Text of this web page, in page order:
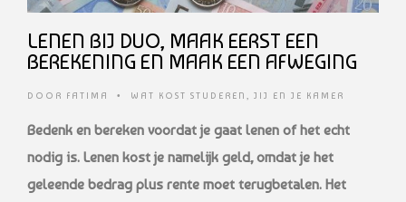
LENEN BIJ DUO, MAAK EERST EEN
BEREKENING EN MAAK EEN AFWEGING
DOOR FATIMA • WAT KOST STUDEREN , JIJ EN JE KAMER
Bedenk en bereken voordat je gaat lenen of het echt
nodig is. Lenen kost je namelijk geld, omdat je het
geleende bedrag plus rente moet terugbetalen. Het